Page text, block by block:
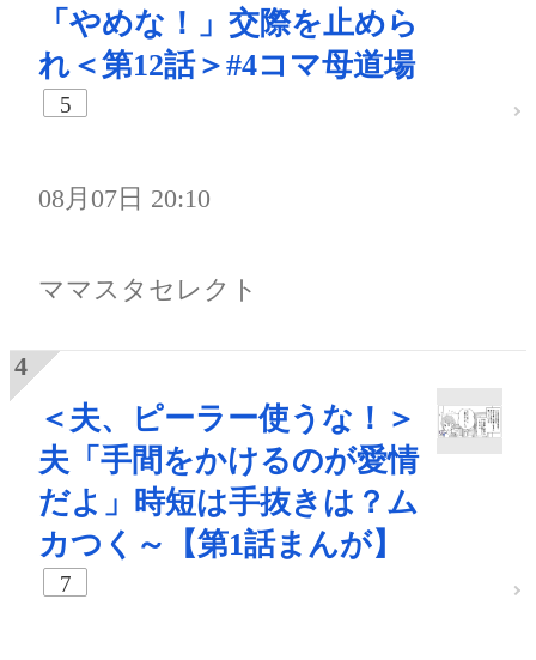
「やめな！」交際を止めら
れ＜第12話＞#4コマ母道場
5
08月07日 20:10
ママスタセレクト
＜夫、ピーラー使うな！＞
夫「手間をかけるのが愛情
だよ」時短は手抜きは？ム
カつく～【第1話まんが】
7